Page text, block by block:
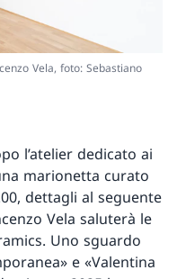
Vela, foto: Sebastiano
l’atelier dedicato ai
marionetta curato
dettagli al seguente
Vela saluterà le
Uno sguardo
e «Valentina